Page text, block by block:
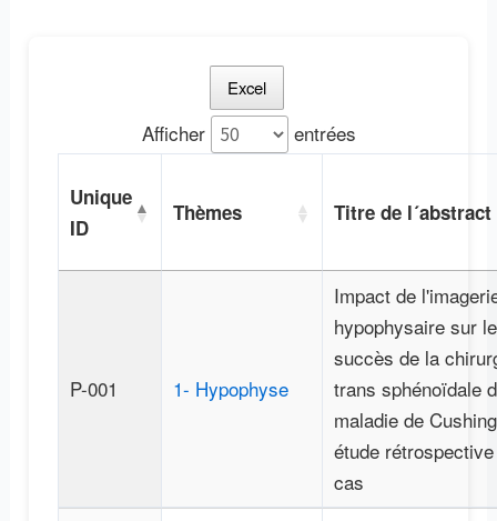
Excel
Afficher entrées
Unique
ID
Thèmes Titre de l´abstract
P-001 1- Hypophyse
Impact de
hypophysaire sur le
succès de la
trans sphénoïdale
maladie de
étude
cas